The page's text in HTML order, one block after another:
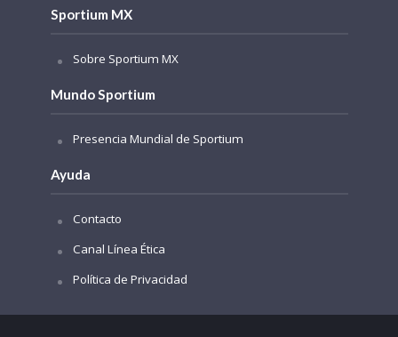
Sportium MX
Sobre Sportium MX
Mundo Sportium
Presencia Mundial de Sportium
Ayuda
Contacto
Canal Línea Ética
Política de Privacidad